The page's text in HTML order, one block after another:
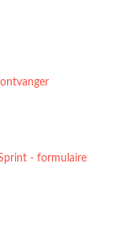
- formulaire